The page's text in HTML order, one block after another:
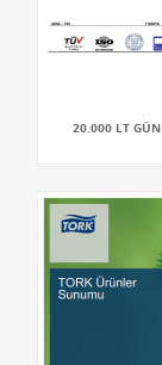
20.000 LT